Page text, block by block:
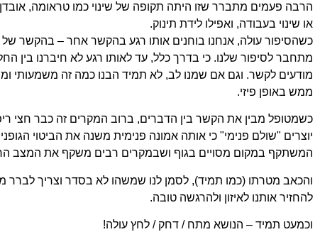
הרבה פעמים מתברר שזו היתה תקופה של שינוי כמו טראומה,
או שינוי בעבודה, ואפילו לידת תינוק.
כשהסיפור עולה, אנחנו בוחנים אותו רגע בהקשר אחר – בהקשר של
מתחבר לסיפור שלנו. כי בדרך כלל, עד לאותו רגע לא חיברנו בין
מודעים לקשר. וגם אם שמנו לב, לא תמיד הבנו כמה זה משמעותי
ממש באופן פיזי.
כשמטופל מבין את הקשר בין הדברים, ברוב המקרים זה כבר חצי
יוצרים "שולם פנימי" כי אותה אמונה פנימית משנה את הביטוי
המשתקף במקום מסויים בגוף ושבמקרים רבים משקף את המצב
והכאב מטרתו (כמו תמיד), לסמן לנו שמשהו לא בסדר וצריך לברר
להחזיר אותנו לאיזון ולהרגשה טובה.
וכמעט תמיד – הנושא מתח / דחק / לחץ עולה!